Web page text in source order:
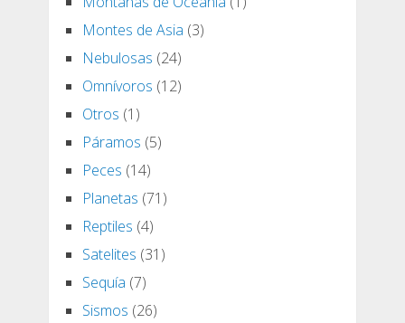
Montes de Asia (3)
Nebulosas (24)
Omnívoros (12)
Otros (1)
Páramos (5)
Peces (14)
Planetas (71)
Reptiles (4)
Satelites (31)
Sequía (7)
Sismos (26)